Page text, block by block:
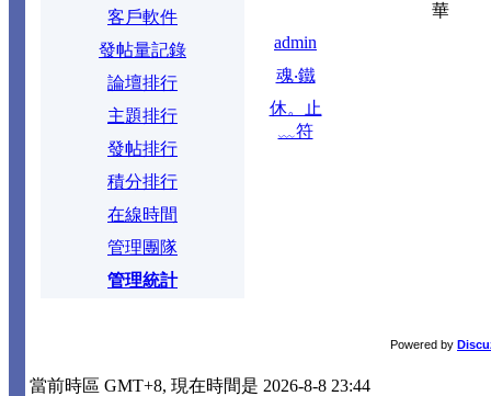
客戶軟件
發帖量記錄
論壇排行
主題排行
發帖排行
積分排行
在線時間
管理團隊
管理統計
華
admin
魂‧鐵
休。止
﹏符
Powered by
當前時區 GMT+8, 現在時間是 2026-8-8 23:44